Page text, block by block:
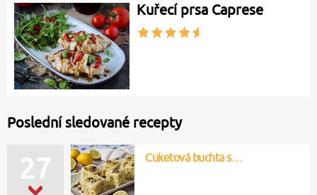
Kuřecí prsa Caprese
Poslední sledované recepty
27 Cuketová buchta s…